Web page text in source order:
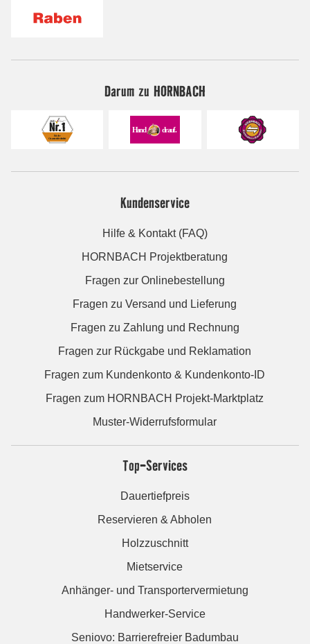
Darum zu HORNBACH
Kundenservice
Hilfe & Kontakt (FAQ)
HORNBACH Projektberatung
Fragen zur Onlinebestellung
Fragen zu Versand und Lieferung
Fragen zu Zahlung und Rechnung
Fragen zur Rückgabe und Reklamation
Fragen zum Kundenkonto & Kundenkonto-ID
Fragen zum HORNBACH Projekt-Marktplatz
Muster-Widerrufsformular
Top-Services
Dauertiefpreis
Reservieren & Abholen
Holzzuschnitt
Mietservice
Anhänger- und Transportervermietung
Handwerker-Service
Seniovo: Barrierefreier Badumbau